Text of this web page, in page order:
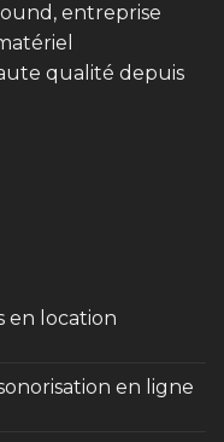
entreprise
qualité depuis
en location
en ligne